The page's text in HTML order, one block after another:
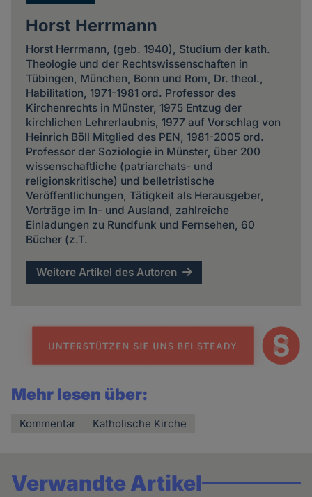
Horst Herrmann
Horst Herrmann, (geb. 1940), Studium der kath.
Theologie und der Rechtswissenschaften in
Tübingen, München, Bonn und Rom, Dr. theol.,
Habilitation, 1971-1981 ord. Professor des
Kirchenrechts in Münster, 1975 Entzug der
kirchlichen Lehrerlaubnis, 1977 auf Vorschlag von
Heinrich Böll Mitglied des PEN, 1981-2005 ord.
Professor der Soziologie in Münster, über 200
wissenschaftliche (patriarchats- und
religionskritische) und belletristische
Veröffentlichungen, Tätigkeit als Herausgeber,
Vorträge im In- und Ausland, zahlreiche
Einladungen zu Rundfunk und Fernsehen, 60
Bücher (z.T.
Weitere Artikel des Autoren
Mehr lesen über:
Kommentar Katholische Kirche
Verwandte Artikel